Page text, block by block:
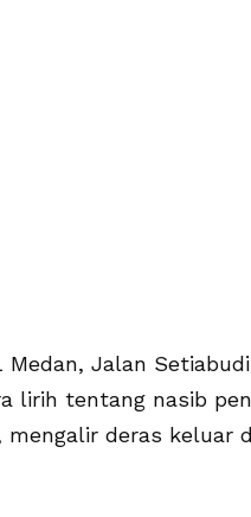
Medan, Jalan
lirih tentang nasib
mengalir deras keluar